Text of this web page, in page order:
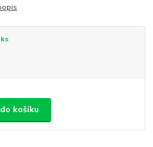
košíku